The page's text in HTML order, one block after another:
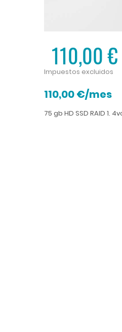
110,00 €
Impuestos excluidos
110,00 €/mes
75 gb HD SSD RAID 1.